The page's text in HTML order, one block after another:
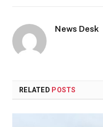
News Desk
RELATED POSTS